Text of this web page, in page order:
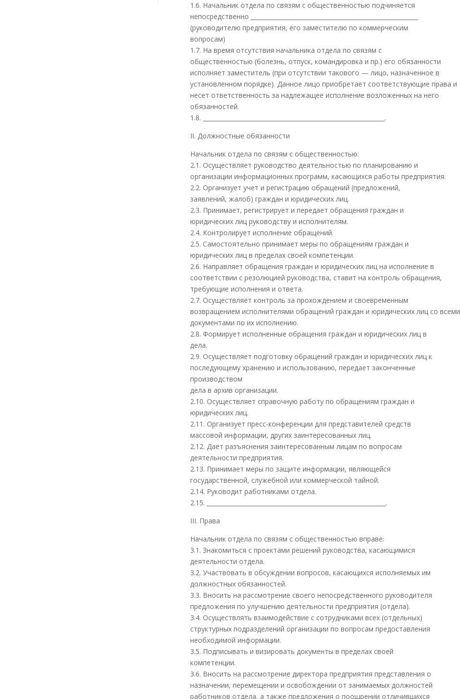
1.6. Начальник отдела по связям с общественностью подчиняется
непосредственно _________________________________________________________
(руководителю предприятия, его заместителю по коммерческим
вопросам)
1.7. На время отсутствия начальника отдела по связям с
общественностью (болезнь, отпуск, командировка и пр.) его обязанности
исполняет заместитель (при отсутствии такового — лицо, назначенное в
установленном порядке). Данное лицо приобретает соответствующие права и
несет ответственность за надлежащее исполнение возложенных на него
обязанностей.
1.8. ______________________________________________________________.
II. Должностные обязанности
Начальник отдела по связям с общественностью:
2.1. Осуществляет руководство деятельностью по планированию и
организации информационных программ, касающихся работы предприятия.
2.2. Организует учет и регистрацию обращений (предложений,
заявлений, жалоб) граждан и юридических лиц.
2.3. Принимает, регистрирует и передает обращения граждан и
юридических лиц руководству и исполнителям.
2.4. Контролирует исполнение обращений.
2.5. Самостоятельно принимает меры по обращениям граждан и
юридических лиц в пределах своей компетенции.
2.6. Направляет обращения граждан и юридических лиц на исполнение в
соответствии с резолюцией руководства, ставит на контроль обращения,
требующие исполнения и ответа.
2.7. Осуществляет контроль за прохождением и своевременным
возвращением исполнителями обращений граждан и юридических лиц со всеми
документами по их исполнению.
2.8. Формирует исполненные обращения граждан и юридических лиц в
дела.
2.9. Осуществляет подготовку обращений граждан и юридических лиц к
последующему хранению и использованию, передает законченные
производством
дела в архив организации.
2.10. Осуществляет справочную работу по обращениям граждан и
юридических лиц.
2.11. Организует пресс-конференции для представителей средств
массовой информации, других заинтересованных лиц.
2.12. Дает разъяснения заинтересованным лицам по вопросам
деятельности предприятия.
2.13. Принимает меры по защите информации, являющейся
государственной, служебной или коммерческой тайной.
2.14. Руководит работниками отдела.
2.15. _____________________________________________________________.
III. Права
Начальник отдела по связям с общественностью вправе:
3.1. Знакомиться с проектами решений руководства, касающимися
деятельности отдела.
3.2. Участвовать в обсуждении вопросов, касающихся исполняемых им
должностных обязанностей.
3.3. Вносить на рассмотрение своего непосредственного руководителя
предложения по улучшению деятельности предприятия (отдела).
3.4. Осуществлять взаимодействие с сотрудниками всех (отдельных)
структурных подразделений организации по вопросам предоставления
необходимой информации.
3.5. Подписывать и визировать документы в пределах своей
компетенции.
3.6. Вносить на рассмотрение директора предприятия представления о
назначении, перемещении и освобождении от занимаемых должностей
работников отдела, а также предложения о поощрении отличившихся